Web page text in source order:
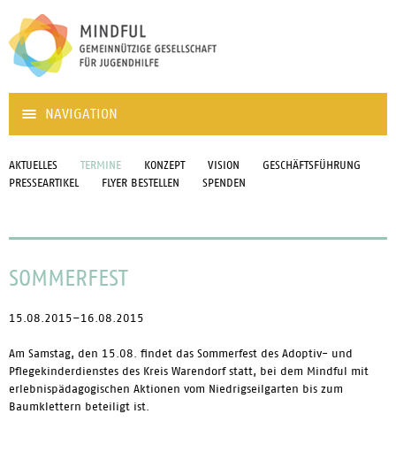
NAVIGATION
AKTUELLES TERMINE KONZEPT VISION
GESCHÄFTSFÜHRUNG
PRESSEARTIKEL
FLYER BESTELLEN SPENDEN
SOMMERFEST
15.08.2015–16.08.2015
Am Samstag, den 15.08. findet das Sommerfest des Adoptiv- und
Pflegekinderdienstes des Kreis Warendorf statt, bei dem Mindful mit
erlebnispädagogischen Aktionen vom Niedrigseilgarten bis zum
Baumklettern beteiligt ist.